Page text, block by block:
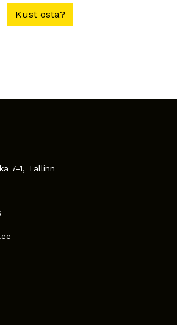
Kust osta?
7-1, Tallinn